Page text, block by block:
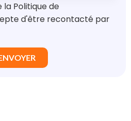
Politique de
d'être recontacté par